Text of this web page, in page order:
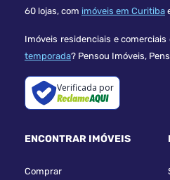
60 lojas, com imóveis em Curitiba
Imóveis residenciais e
temporada? Pensou Imóveis,
Verificada por
ENCONTRAR IMÓVEIS
Comprar